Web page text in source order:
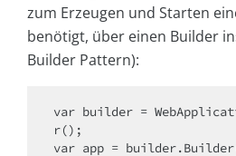
zum Erzeugen und Starten
benötigt, über einen Builder
Builder Pattern):
var builder =
r();